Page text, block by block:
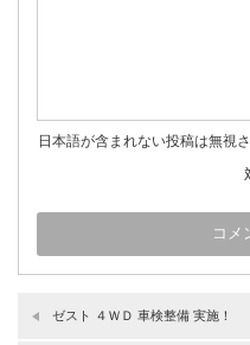
日本語が含まれない投稿は無視
ゼスト ４ＷＤ 車検整備 実施！